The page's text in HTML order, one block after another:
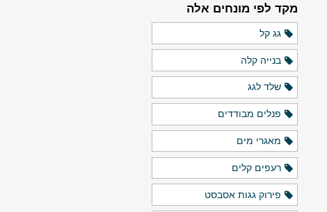
מקד לפי מונחים אלה
גג קל
בנייה קלה
שלד לגג
פנלים מבודדים
מאגרי מים
רעפים קלים
פירוק גגות אסבסט